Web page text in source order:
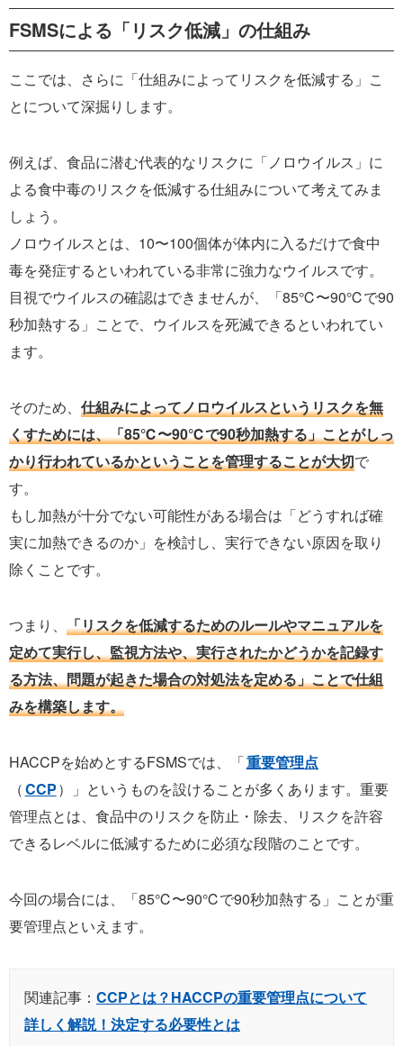
FSMSによる「リスク低減」の仕組み
ここでは、さらに「仕組みによってリスクを低減する」こ
とについて深掘りします。
例えば、食品に潜む代表的なリスクに「ノロウイルス」に
よる食中毒のリスクを低減する仕組みについて考えてみま
しょう。
ノロウイルスとは、10〜100個体が体内に入るだけで食中
毒を発症するといわれている非常に強力なウイルスです。
目視でウイルスの確認はできませんが、「85℃〜90℃で90
秒加熱する」ことで、ウイルスを死滅できるといわれてい
ます。
そのため、 仕組みによってノロウイルスというリスクを無
くすためには、「85℃〜90℃で90秒加熱する」ことがしっ
かり行われているかということを管理することが大切で
す。
もし加熱が十分でない可能性がある場合は「どうすれば確
実に加熱できるのか」を検討し、実行できない原因を取り
除くことです。
つまり、 「リスクを低減するためのルールやマニュアルを
定めて実行し、監視方法や、実行されたかどうかを記録す
る方法、問題が起きた場合の対処法を定める」ことで仕組
みを構築します。
HACCPを始めとするFSMSでは、「重要管理点
（CCP）」というものを設けることが多くあります。重要
管理点とは、食品中のリスクを防止・除去、リスクを許容
できるレベルに低減するために必須な段階のことです。
今回の場合には、「85℃〜90℃で90秒加熱する」ことが重
要管理点といえます。
関連記事： CCPとは？HACCPの重要管理点について
詳しく解説！決定する必要性とは